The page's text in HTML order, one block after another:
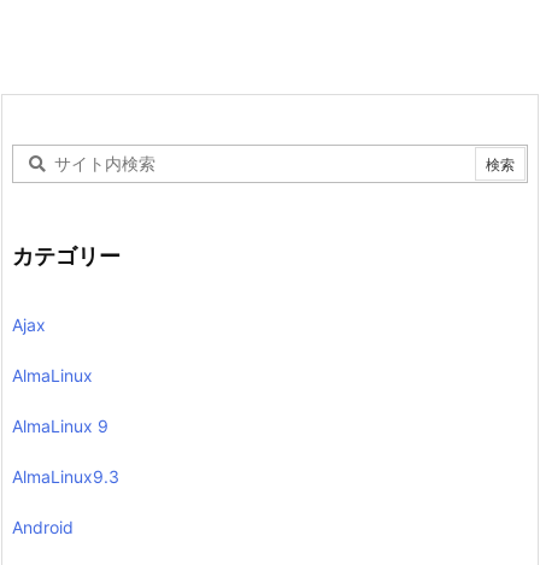
カテゴリー
Ajax
AlmaLinux
AlmaLinux 9
AlmaLinux9.3
Android